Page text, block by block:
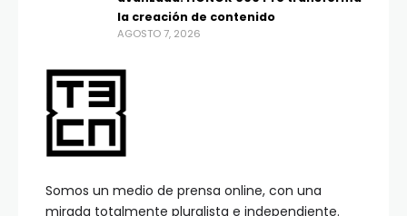
Somos un medio de prensa online, con una
mirada totalmente pluralista e independiente.
la creación de contenido
AGOSTO 7, 2026